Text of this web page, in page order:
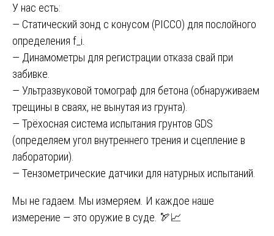
У нас есть:
— Статический зонд с конусом (PICCO) для послойного
определения f_i.
— Динамометры для регистрации отказа свай при
забивке.
— Ультразвуковой томограф для бетона (обнаруживаем
трещины в сваях, не вынутая из грунта).
— Трёхосная система испытания грунтов GDS
(определяем угол внутреннего трения и сцепление в
лаборатории).
— Тензометрические датчики для натурных испытаний.
Мы не гадаем. Мы измеряем. И каждое наше
измерение — это оружие в суде. 🏹📈